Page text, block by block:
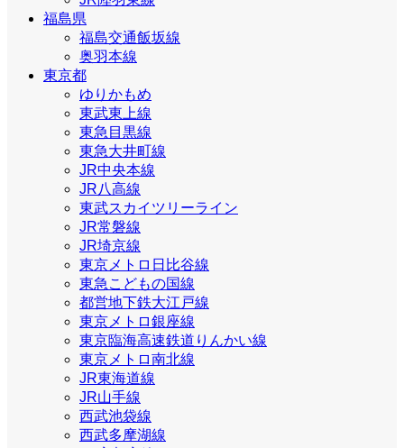
福島県
福島交通飯坂線
奥羽本線
東京都
ゆりかもめ
東武東上線
東急目黒線
東急大井町線
JR中央本線
JR八高線
東武スカイツリーライン
JR常磐線
JR埼京線
東京メトロ日比谷線
東急こどもの国線
都営地下鉄大江戸線
東京メトロ銀座線
東京臨海高速鉄道りんかい線
東京メトロ南北線
JR東海道線
JR山手線
西武池袋線
西武多摩湖線